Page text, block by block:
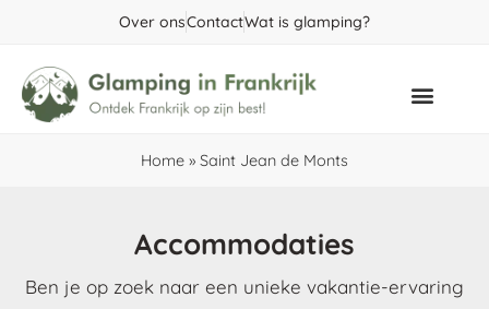
Over onsContactWat is glamping?
Home » Saint Jean de Monts
Accommodaties
Ben je op zoek naar een unieke vakantie-ervaring